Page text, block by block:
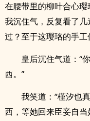
在腰带里的柳叶合心璎
我沉住气，反复看了
过？至于这璎珞的手
皇后沉住气道：“
西。”
我笑道：“槿汐也
西，等她回来臣妾自当